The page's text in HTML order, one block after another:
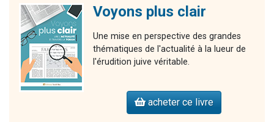
Voyons plus clair
Une mise en perspective des grandes
thématiques de l'actualité à la lueur de
l'érudition juive véritable.
acheter ce livre